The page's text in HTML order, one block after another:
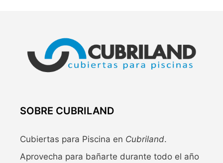
SOBRE CUBRILAND
Cubiertas para Piscina en Cubriland.
Aprovecha para bañarte durante todo el año